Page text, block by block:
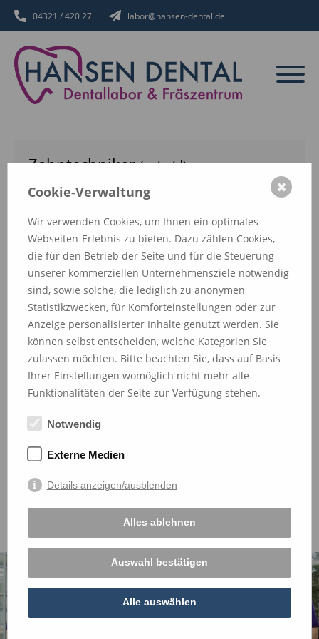
04321 / 420 27 labor@hansen-dental.de
Zahntechniker(m/w/d)
Hansen Dental UG & Co. KG
Vollzeit, Teilzeit
Christianstr. 46, 24534 Neumünster
mehr erfahren
Initiativbewerbung(m/w/d)
Hansen Dental UG & Co. KG
Vollzeit, Teilzeit, Minijob, 520€-Job,
Christianstr. 46, 24534 Neumünster
Cookie-Verwaltung
Wir verwenden Cookies, um Ihnen ein optimales
Webseiten-Erlebnis zu bieten. Dazu zählen Cookies,
die für den Betrieb der Seite und für die Steuerung
unserer kommerziellen Unternehmensziele notwendig
sind, sowie solche, die lediglich zu anonymen
Statistikzwecken, für Komforteinstellungen oder zur
Anzeige personalisierter Inhalte genutzt werden. Sie
können selbst entscheiden, welche Kategorien Sie
zulassen möchten. Bitte beachten Sie, dass auf Basis
Ihrer Einstellungen womöglich nicht mehr alle
Funktionalitäten der Seite zur Verfügung stehen.
Notwendig
Externe Medien
Details anzeigen/ausblenden
Alles ablehnen
Auswahl bestätigen
Alle auswählen
✖